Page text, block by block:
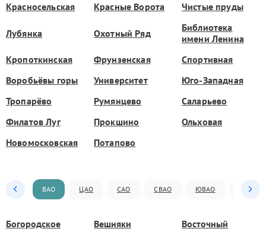
Красносельская
Красные Ворота Чистые пруды
Лубянка Охотный Ряд
Библиотека
имени Ленина
Кропоткинская
Фрунзенская
Спортивная
Воробьёвы горы
Университет
Юго-Западная
Тропарёво
Румянцево
Саларьево
Филатов Луг
Прокшино
Ольховая
Новомосковская
Потапово
ВАО ЦАО САО СВАО ЮВАО ЮАО
Богородское Вешняки Восточный